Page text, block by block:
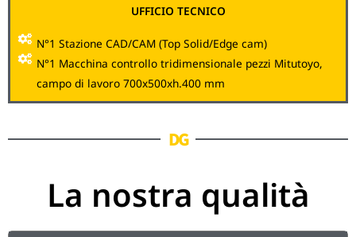
UFFICIO TECNICO
N°1 Stazione CAD/CAM (Top Solid/Edge cam)
N°1 Macchina controllo tridimensionale pezzi Mitutoyo,
campo di lavoro 700x500xh.400 mm
DG
La nostra qualità